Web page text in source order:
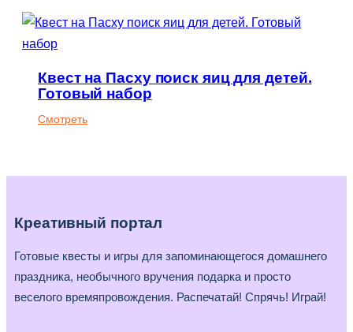
для
—
9
Квест на Пасху поиск яиц для детей.
Готовый набор
Смотреть:
Пасху
для
детей.
Готовый
Креативный портал
Готовые квесты и игры для запоминающегося домашнего
праздника, необычного вручения подарка и просто
веселого времяпровождения. Распечатай! Спрячь! Играй!